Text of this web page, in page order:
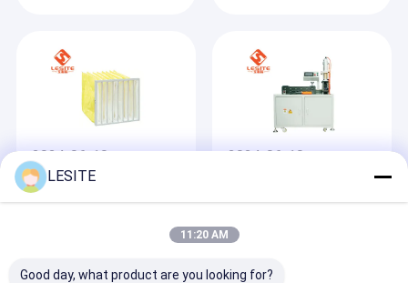
productie-efficiëntie
en productkwaliteit!
2024-06-10
Kennis van
luchtfilters:
2024-06-10
drijvende factoren
van de filterindustrie
jaar?
LESITE
11:20 AM
Good day, what product are you looking for?